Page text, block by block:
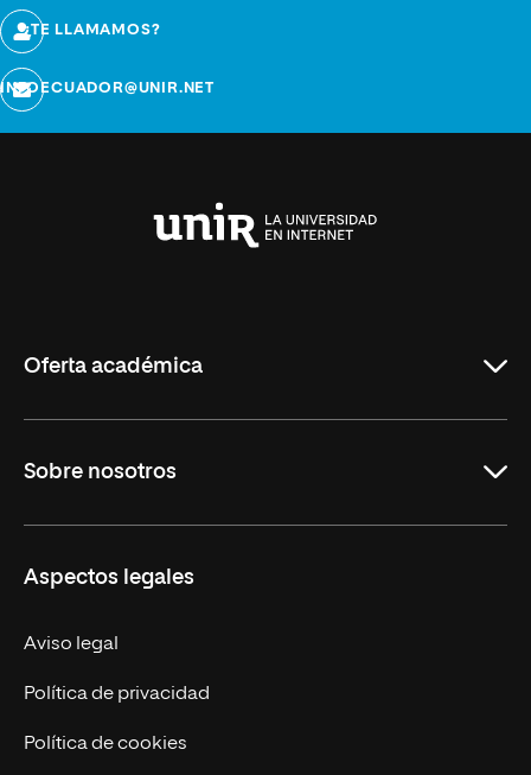
¿TE LLAMAMOS?
INFOECUADOR@UNIR.NET
Oferta académica
Formación Continua
Sobre nosotros
Trabaja en UNIR
Actualidad
Contáctanos
Aspectos legales
Aviso legal
Política de privacidad
Política de cookies